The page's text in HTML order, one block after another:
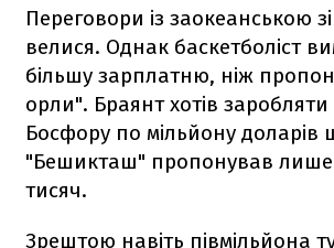
Переговори із заокеанською
велися. Однак баскетболіст
більшу зарплатню, ніж
орли". Браянт хотів
Босфору по мільйону доларів
"Бешикташ" пропонував лише
тисяч.
Зрештою навіть півмільйона